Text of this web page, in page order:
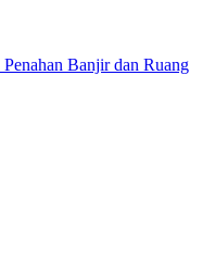
Banjir dan Ruang